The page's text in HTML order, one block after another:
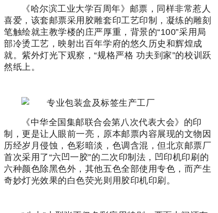
《哈尔滨工业大学百周年》邮票，同样非常惹人
喜爱，该套邮票采用胶雕套印工艺印制，凝练的雕刻
笔触绘就主教学楼的庄严厚重，背景的“100”采用局
部冷烫工艺，映射出百年学府的悠久历史和辉煌成
就。紫外灯光下观察，“规格严格 功夫到家”的校训跃
然纸上。
《中华全国集邮联合会第八次代表大会》的印
制，更是让人眼前一亮，原本邮票内容展现的文物因
历经岁月侵蚀，色彩暗淡，色调含混，但北京邮票厂
首次采用了“六凹一胶”的二次印制法，凹印机印刷的
六种颜色除黑色外，其他五色全部使用专色，而产生
奇妙灯光效果的白色荧光则用胶印机印刷。